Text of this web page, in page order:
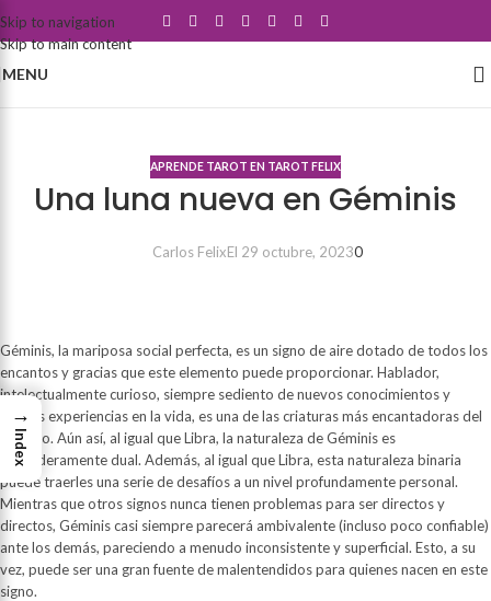
Skip to navigation
Skip to main content
MENU
APRENDE TAROT EN TAROT FELIX
Una luna nueva en Géminis
Carlos FelixEl 29 octubre, 20230
Géminis, la mariposa social perfecta, es un signo de aire dotado de todos los
encantos y gracias que este elemento puede proporcionar. Hablador,
intelectualmente curioso, siempre sediento de nuevos conocimientos y
nuevas experiencias en la vida, es una de las criaturas más encantadoras del
zodíaco. Aún así, al igual que Libra, la naturaleza de Géminis es
verdaderamente dual. Además, al igual que Libra, esta naturaleza binaria
puede traerles una serie de desafíos a un nivel profundamente personal.
Mientras que otros signos nunca tienen problemas para ser directos y
directos, Géminis casi siempre parecerá ambivalente (incluso poco confiable)
ante los demás, pareciendo a menudo inconsistente y superficial. Esto, a su
vez, puede ser una gran fuente de malentendidos para quienes nacen en este
signo.
→
Index